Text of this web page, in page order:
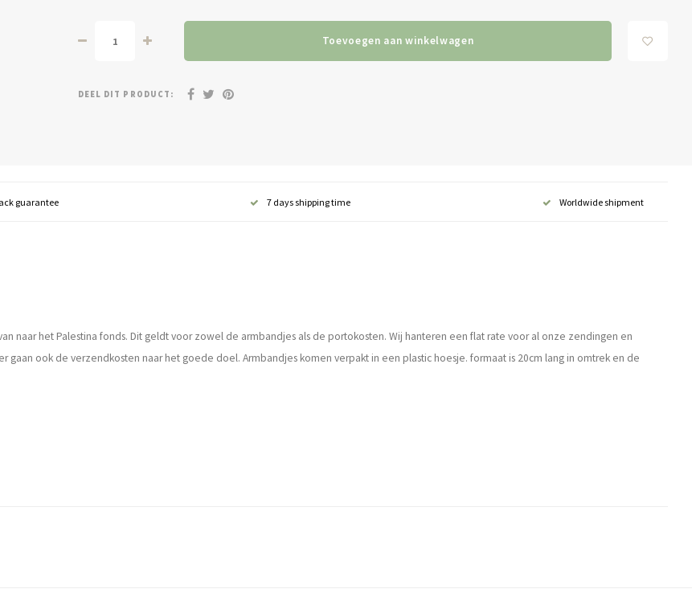
Toevoegen aan winkelwagen
DEEL DIT PRODUCT:
guarantee 7 days shipping time Worldwide shipment
naar het Palestina fonds. Dit geldt voor zowel de armbandjes als de portokosten. Wij hanteren een flat rate voor al onze zendingen en
ook de verzendkosten naar het goede doel. Armbandjes komen verpakt in een plastic hoesje. formaat is 20cm lang in omtrek en de